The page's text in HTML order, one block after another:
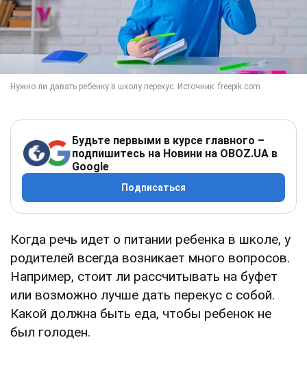
Будьте первыми в курсе главного –
подпишитесь на Новини на OBOZ.UA в
Google
Подписаться
Когда речь идет о питании ребенка в школе, у
родителей всегда возникает много вопросов.
Например, стоит ли рассчитывать на буфет
или возможно лучше дать перекус с собой.
Какой должна быть еда, чтобы ребенок не
был голоден.